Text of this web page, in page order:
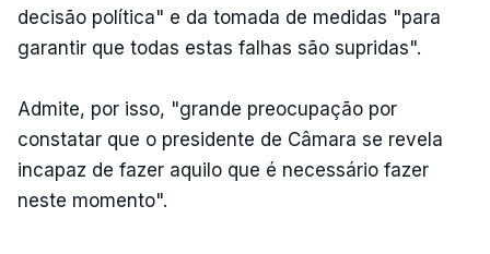
decisão política" e da tomada de medidas "para
garantir que todas estas falhas são supridas".
Admite, por isso, "grande preocupação por
constatar que o presidente de Câmara se revela
incapaz de fazer aquilo que é necessário fazer
neste momento".